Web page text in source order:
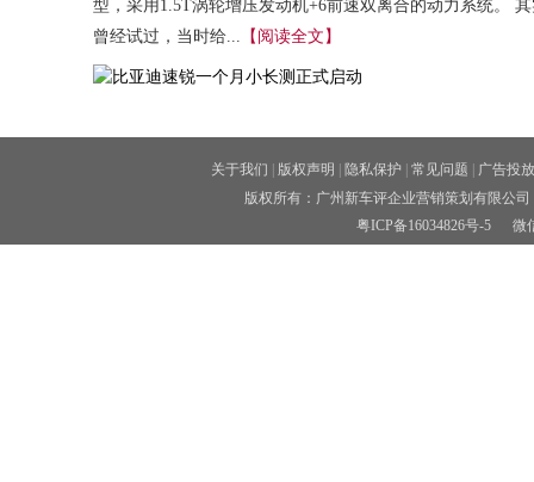
型，采用1.5T涡轮增压发动机+6前速双离合的动力系统。
曾经试过，当时给... 【阅读全文】
关于我们 版权声明 隐私保护 常见问题
广告投放
版权所有：广州新车评企业营销策划有限公
粤ICP备16034826号-5微信